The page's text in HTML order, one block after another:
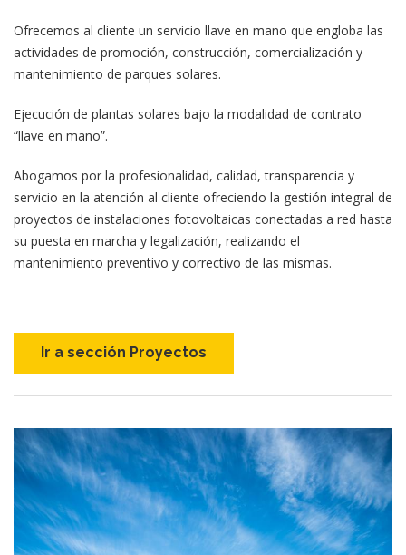
Ofrecemos al cliente un servicio llave en mano que engloba las
actividades de promoción, construcción, comercialización y
mantenimiento de parques solares.
Ejecución de plantas solares bajo la modalidad de contrato
“llave en mano”.
Abogamos por la profesionalidad, calidad, transparencia y
servicio en la atención al cliente ofreciendo la gestión integral de
proyectos de instalaciones fotovoltaicas conectadas a red hasta
su puesta en marcha y legalización, realizando el
mantenimiento preventivo y correctivo de las mismas.
Ir a sección Proyectos